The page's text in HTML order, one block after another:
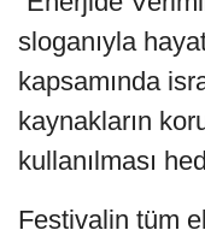
sloganıyla
kapsamında
kaynakların
kullanılması
Festivalin tüm